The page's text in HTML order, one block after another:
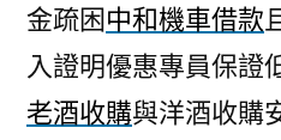
金疏困中和機車借款
入證明優惠專員保證
老酒收購與洋酒收購